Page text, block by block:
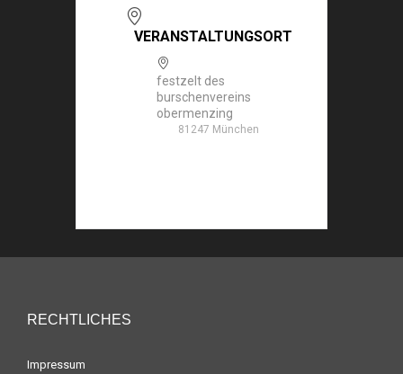
VERANSTALTUNGSORT
festzelt des
burschenvereins
obermenzing
81247 München
RECHTLICHES
Impressum